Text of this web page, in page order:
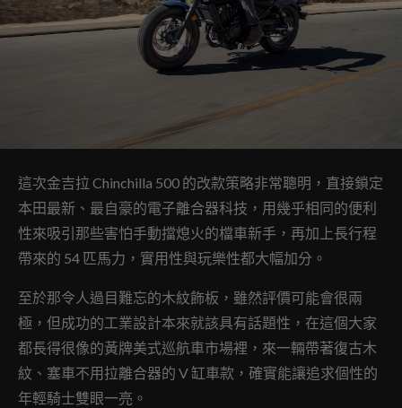
這次金吉拉 Chinchilla 500 的改款策略非常聰明，直接鎖定
本田最新、最自豪的電子離合器科技，用幾乎相同的便利
性來吸引那些害怕手動擋熄火的檔車新手，再加上長行程
帶來的 54 匹馬力，實用性與玩樂性都大幅加分。
至於那令人過目難忘的木紋飾板，雖然評價可能會很兩
極，但成功的工業設計本來就該具有話題性，在這個大家
都長得很像的黃牌美式巡航車市場裡，來一輛帶著復古木
紋、塞車不用拉離合器的 V 缸車款，確實能讓追求個性的
年輕騎士雙眼一亮。